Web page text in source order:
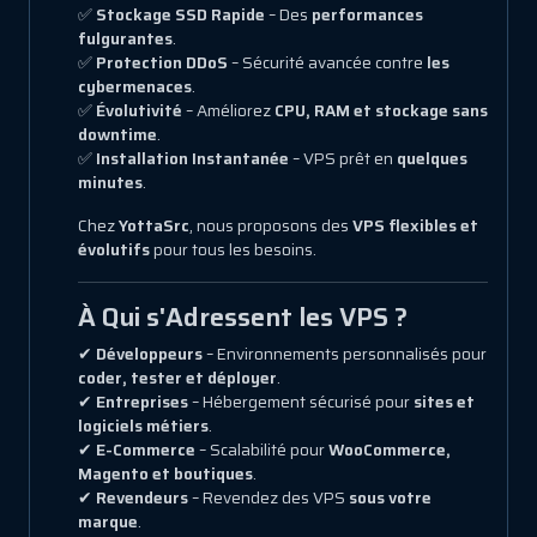
✅Stockage SSD Rapide– Des performances
fulgurantes.
✅Protection DDoS– Sécurité avancée contre les
cybermenaces.
✅Évolutivité– AméliorezCPU, RAM et stockage sans
downtime.
✅Installation Instantanée– VPS prêt en quelques
minutes.
ChezYottaSrc, nous proposons desVPS flexibles et
évolutifspour tous les besoins.
À Qui s'Adressent les VPS ?
✔ Développeurs– Environnements personnalisés pour
coder, tester et déployer.
✔ Entreprises– Hébergement sécurisé poursites et
logiciels métiers.
✔ E-Commerce– Scalabilité pourWooCommerce,
Magento et boutiques.
✔ Revendeurs– Revendez des VPS sous votre
marque.